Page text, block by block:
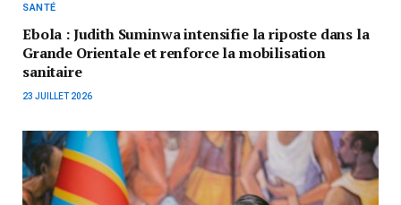
SANTÉ
Ebola : Judith Suminwa intensifie la riposte dans la
Grande Orientale et renforce la mobilisation
sanitaire
23 JUILLET 2026